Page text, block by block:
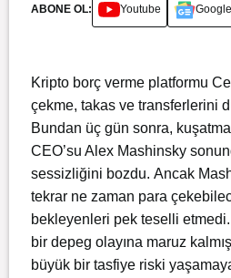
ABONE OL: Youtube
Kripto borç verme platformu
çekme, takas ve transferlerini
Bundan üç gün sonra,
CEO’su Alex Mashinsky
sessizliğini bozdu. Ancak
tekrar ne zaman para
bekleyenleri pek teselli
bir depeg olayına maruz
büyük bir tasfiye riski